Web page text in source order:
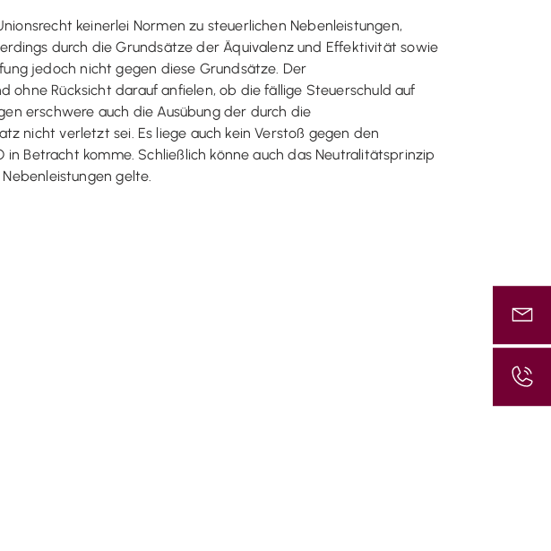
keinerlei Normen zu steuerlichen Nebenleistungen,
durch die Grundsätze der Äquivalenz und Effektivität sowie
jedoch nicht gegen diese Grundsätze. Der
ohne Rücksicht darauf anfielen, ob die fällige Steuerschuld auf
erschwere auch die Ausübung der durch die
nicht verletzt sei. Es liege auch kein Verstoß gegen den
Betracht komme. Schließlich könne auch das Neutralitätsprinzip
gelte.